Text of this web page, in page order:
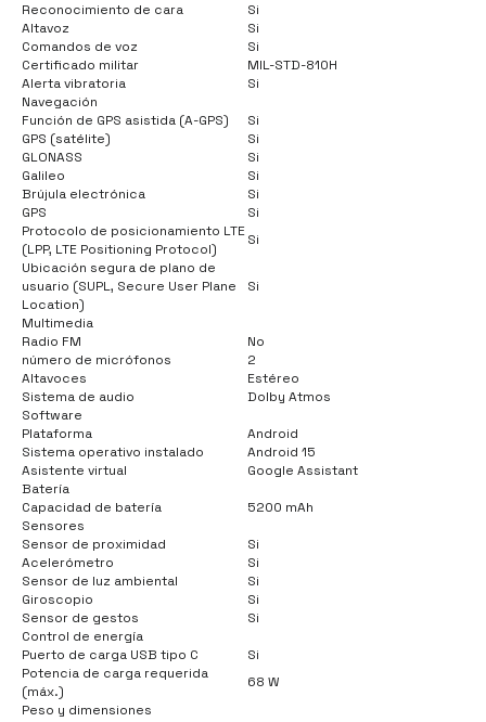
Reconocimiento de cara
Si
Altavoz
Si
Comandos de voz
Si
Certificado militar
MIL-STD-810H
Alerta vibratoria
Si
Navegación
Función de GPS asistida (A-GPS)
Si
GPS (satélite)
Si
GLONASS
Si
Galileo
Si
Brújula electrónica
Si
GPS
Si
Protocolo de posicionamiento LTE
(LPP, LTE Positioning Protocol)
Si
Ubicación segura de plano de
usuario (SUPL, Secure User Plane
Location)
Si
Multimedia
Radio FM
No
número de micrófonos
2
Altavoces
Estéreo
Sistema de audio
Dolby Atmos
Software
Plataforma
Android
Sistema operativo instalado
Android 15
Asistente virtual
Google Assistant
Batería
Capacidad de batería
5200 mAh
Sensores
Sensor de proximidad
Si
Acelerómetro
Si
Sensor de luz ambiental
Si
Giroscopio
Si
Sensor de gestos
Si
Control de energía
Puerto de carga USB tipo C
Si
Potencia de carga requerida
(máx.)
68 W
Peso y dimensiones